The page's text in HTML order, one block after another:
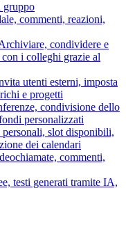
gruppo
commenti, reazioni,
condividere e
i colleghi grazie al
utenti esterni, imposta
e progetti
condivisione dello
personalizzati
slot disponibili,
dei calendari
commenti,
testi generati tramite IA,